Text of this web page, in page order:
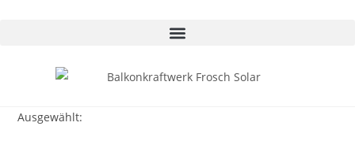
Ausgewählt: